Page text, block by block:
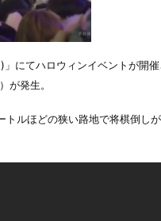
にてハロウィンイベントが開催
が発生。
ルほどの狭い路地で将棋倒し